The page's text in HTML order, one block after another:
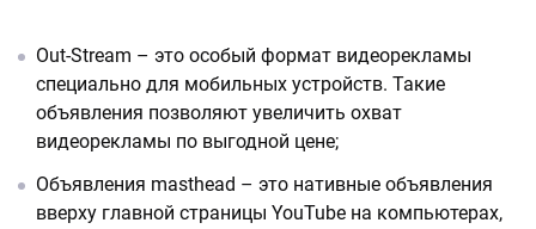
Out-Stream – это особый формат видеорекламы
специально для мобильных устройств. Такие
объявления позволяют увеличить охват
видеорекламы по выгодной цене;
Объявления masthead – это нативные объявления
вверху главной страницы YouTube на компьютерах,